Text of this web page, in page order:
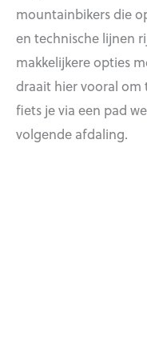
mountainbikers die
en technische lijnen
makkelijkere opties
draait hier vooral om
fiets je via een pad
volgende afdaling.